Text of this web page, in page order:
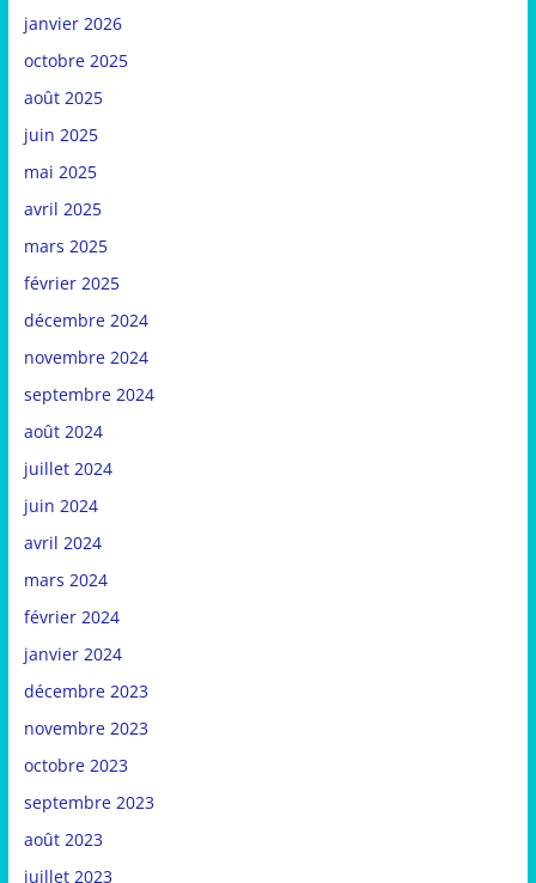
janvier 2026
octobre 2025
août 2025
juin 2025
mai 2025
avril 2025
mars 2025
février 2025
décembre 2024
novembre 2024
septembre 2024
août 2024
juillet 2024
juin 2024
avril 2024
mars 2024
février 2024
janvier 2024
décembre 2023
novembre 2023
octobre 2023
septembre 2023
août 2023
juillet 2023